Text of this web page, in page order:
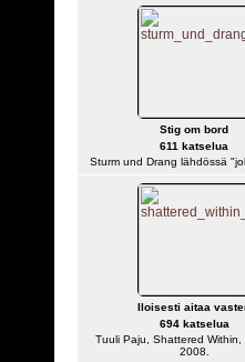
Stig om bord
611 katselua
Sturm und Drang lähdössä
Iloisesti aitaa
694 katselua
Tuuli Paju, Shattered Within,
2008.